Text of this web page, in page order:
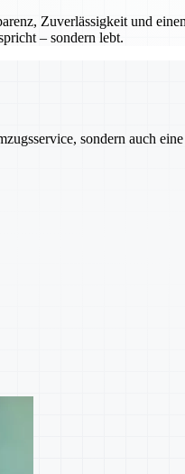
Zuverlässigkeit und
– sondern lebt.
sondern auch